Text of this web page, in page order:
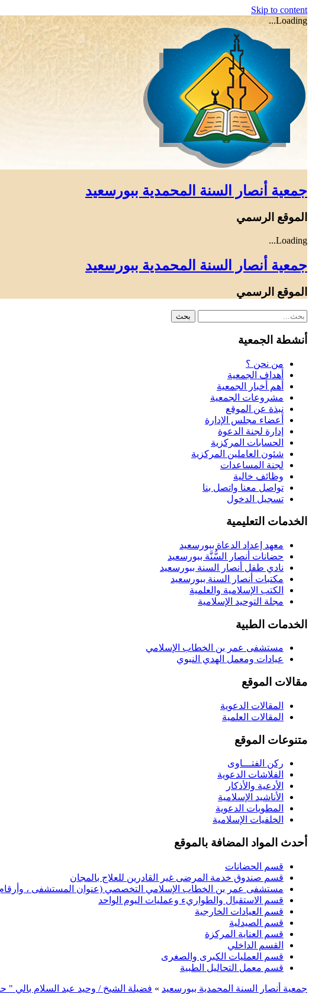
Skip to content
Loading...
جمعية أنصار السنة المحمدية ببورسعيد
الموقع الرسمي
Loading...
جمعية أنصار السنة المحمدية ببورسعيد
الموقع الرسمي
أنشطة الجمعية
من نحن ؟
أهداف الجمعية
أهم أخبار الجمعية
مشروعات الجمعية
نبذة عن الموقع
أعضاء مجلس الإدارة
إدارة لجنة الدعوة
الحسابات المركزية
شئون العاملين المركزية
لجنة المساعدات
وظائف خالية
تواصل معنا واتصل بنا
تسجيل الدخول
الخدمات التعليمية
معهد إعداد الدعاة ببورسعيد
حضانات أنصار السُّنَّة ببورسعيد
نادي طفل أنصار السنة ببورسعيد
مكتبات أنصار السنة ببورسعيد
الكتب الإسلامية والعلمية
مجلة التوحيد الإسلامية
الخدمات الطبية
مستشفى عمر بن الخطاب الإسلامي
عيادات ومعمل الهدي النبوي
مقالات الموقع
المقالات الدعوية
المقالات العلمية
متنوعات الموقع
ركن الفتـــاوى
الفلاشات الدعوية
الأدعية والأذكار
الأناشيد الإسلامية
المطويات الدعوية
الخلفيات الإسلامية
أحدث المواد المضافة بالموقع
قسم الحضانات
قسم صندوق خدمة المرضى غير القادرين للعلاج بالمجان
مستشفى عمر بن الخطاب الإسلامي التخصصي (عنوان المستشفى ، وأرقام
قسم الاستقبال والطواريء وعمليات اليوم الواحد
قسم العيادات الخارجية
قسم الصيدلية
قسم العناية المركزة
القسم الداخلي
قسم العمليات الكبرى والصغرى
قسم معمل التحاليل الطبية
جمعية أنصار السنة المحمدية ببورسعيد » فضيلة الشيخ / وحيد عبد السلام بالي "